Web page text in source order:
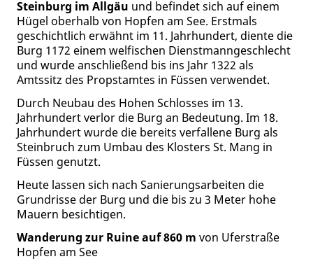
Steinburg im Allgäu und befindet sich auf einem
Hügel oberhalb von Hopfen am See. Erstmals
geschichtlich erwähnt im 11. Jahrhundert, diente die
Burg 1172 einem welfischen Dienstmanngeschlecht
und wurde anschließend bis ins Jahr 1322 als
Amtssitz des Propstamtes in Füssen verwendet.
Durch Neubau des Hohen Schlosses im 13.
Jahrhundert verlor die Burg an Bedeutung. Im 18.
Jahrhundert wurde die bereits verfallene Burg als
Steinbruch zum Umbau des Klosters St. Mang in
Füssen genutzt.
Heute lassen sich nach Sanierungsarbeiten die
Grundrisse der Burg und die bis zu 3 Meter hohe
Mauern besichtigen.
Wanderung zur Ruine auf 860 m von Uferstraße
Hopfen am See